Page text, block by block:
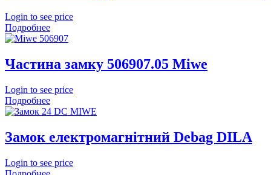
Login to see price
Подробнее
Частина замку 506907.05 Miwe
Login to see price
Подробнее
Замок електромагнітний Debag DILA
Login to see price